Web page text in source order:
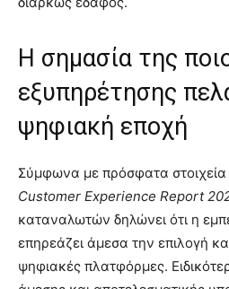
Η σημασία της
εξυπηρέτησης
ψηφιακή εποχή
Σύμφωνα με πρόσφατα
Customer Experience Report
καταναλωτών δηλώνει ότι η
επηρεάζει άμεσα την επιλογή
ψηφιακές πλατφόρμες.